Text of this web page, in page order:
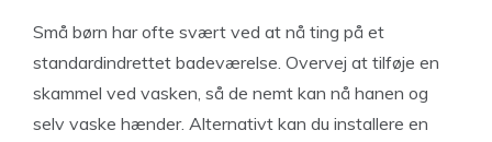
Små børn har ofte svært ved at nå ting på et
standardindrettet badeværelse. Overvej at tilføje en
skammel ved vasken, så de nemt kan nå hanen og
selv vaske hænder. Alternativt kan du installere en